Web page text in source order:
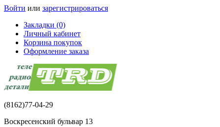
Войти или зарегистрироваться
Закладки (0)
Личный кабинет
Корзина покупок
Оформление заказа
(8162)77-04-29
Воскресенский бульвар 13